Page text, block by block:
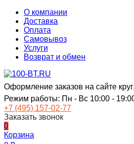
О компании
Доставка
Оплата
Самовывоз
Услуги
Возврат и обмен
Оформление заказов на сайте
Режим работы: Пн - Вс 10:00 -
+7 (495) 157-02-77
Заказать звонок
0
Корзина